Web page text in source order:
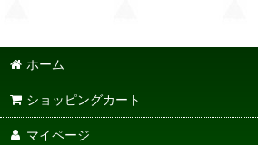
ホーム
ショッピングカート
マイページ